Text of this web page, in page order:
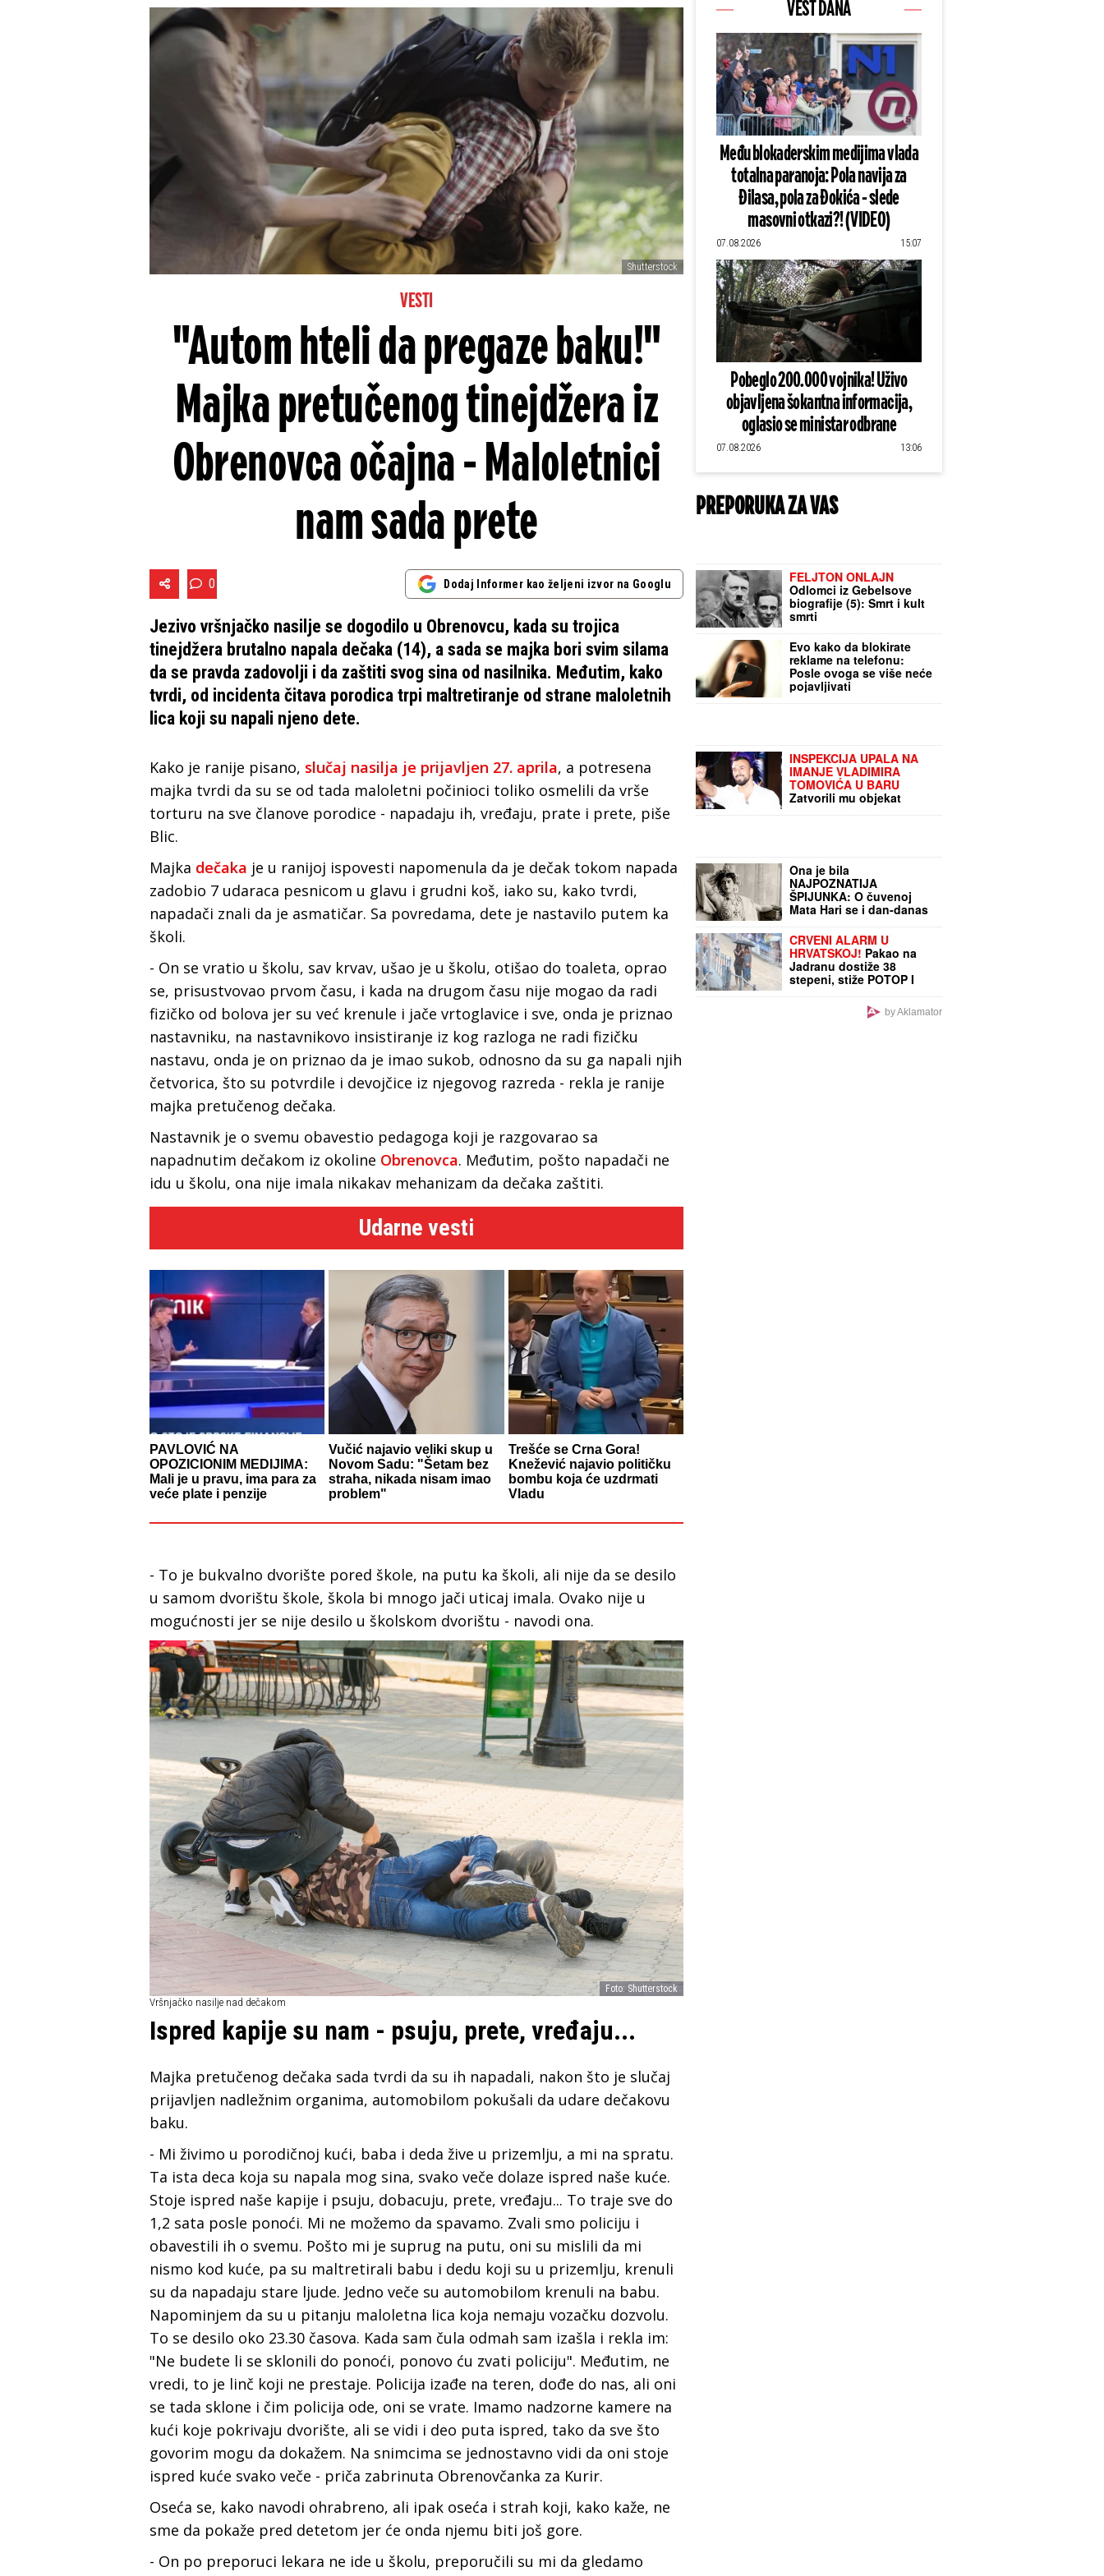
Shutterstock
VESTI
"Autom hteli da pregaze baku!"
Majka pretučenog tinejdžera iz
Obrenovca očajna - Maloletnici
nam sada prete
0 Dodaj Informer kao željeni izvor na Googlu
Jezivo vršnjačko nasilje se dogodilo u Obrenovcu, kada su trojica
tinejdžera brutalno napala dečaka (14), a sada se majka bori svim silama
da se pravda zadovolji i da zaštiti svog sina od nasilnika. Međutim, kako
tvrdi, od incidenta čitava porodica trpi maltretiranje od strane maloletnih
lica koji su napali njeno dete.
Kako je ranije pisano, slučaj nasilja je prijavljen 27. aprila, a potresena
majka tvrdi da su se od tada maloletni počinioci toliko osmelili da vrše
torturu na sve članove porodice - napadaju ih, vređaju, prate i prete, piše
Blic.
Majka dečaka je u ranijoj ispovesti napomenula da je dečak tokom napada
zadobio 7 udaraca pesnicom u glavu i grudni koš, iako su, kako tvrdi,
napadači znali da je asmatičar. Sa povredama, dete je nastavilo putem ka
školi.
- On se vratio u školu, sav krvav, ušao je u školu, otišao do toaleta, oprao
se, prisustvovao prvom času, i kada na drugom času nije mogao da radi
fizičko od bolova jer su već krenule i jače vrtoglavice i sve, onda je priznao
nastavniku, na nastavnikovo insistiranje iz kog razloga ne radi fizičku
nastavu, onda je on priznao da je imao sukob, odnosno da su ga napali njih
četvorica, što su potvrdile i devojčice iz njegovog razreda - rekla je ranije
majka pretučenog dečaka.
Nastavnik je o svemu obavestio pedagoga koji je razgovarao sa
napadnutim dečakom iz okoline Obrenovca. Međutim, pošto napadači ne
idu u školu, ona nije imala nikakav mehanizam da dečaka zaštiti.
Udarne vesti
PAVLOVIĆ NA
OPOZICIONIM MEDIJIMA:
Mali je u pravu, ima para za
veće plate i penzije
Vučić najavio veliki skup u
Novom Sadu: "Šetam bez
straha, nikada nisam imao
problem"
Trešće se Crna Gora!
Knežević najavio političku
bombu koja će uzdrmati
Vladu
- To je bukvalno dvorište pored škole, na putu ka školi, ali nije da se desilo
u samom dvorištu škole, škola bi mnogo jači uticaj imala. Ovako nije u
mogućnosti jer se nije desilo u školskom dvorištu - navodi ona.
Foto: Shutterstock
Vršnjačko nasilje nad dečakom
Ispred kapije su nam - psuju, prete, vređaju...
Majka pretučenog dečaka sada tvrdi da su ih napadali, nakon što je slučaj
prijavljen nadležnim organima, automobilom pokušali da udare dečakovu
baku.
- Mi živimo u porodičnoj kući, baba i deda žive u prizemlju, a mi na spratu.
Ta ista deca koja su napala mog sina, svako veče dolaze ispred naše kuće.
Stoje ispred naše kapije i psuju, dobacuju, prete, vređaju... To traje sve do
1,2 sata posle ponoći. Mi ne možemo da spavamo. Zvali smo policiju i
obavestili ih o svemu. Pošto mi je suprug na putu, oni su mislili da mi
nismo kod kuće, pa su maltretirali babu i dedu koji su u prizemlju, krenuli
su da napadaju stare ljude. Jedno veče su automobilom krenuli na babu.
Napominjem da su u pitanju maloletna lica koja nemaju vozačku dozvolu.
To se desilo oko 23.30 časova. Kada sam čula odmah sam izašla i rekla im:
"Ne budete li se sklonili do ponoći, ponovo ću zvati policiju". Međutim, ne
vredi, to je linč koji ne prestaje. Policija izađe na teren, dođe do nas, ali oni
se tada sklone i čim policija ode, oni se vrate. Imamo nadzorne kamere na
kući koje pokrivaju dvorište, ali se vidi i deo puta ispred, tako da sve što
govorim mogu da dokažem. Na snimcima se jednostavno vidi da oni stoje
ispred kuće svako veče - priča zabrinuta Obrenovčanka za Kurir.
Oseća se, kako navodi ohrabreno, ali ipak oseća i strah koji, kako kaže, ne
sme da pokaže pred detetom jer će onda njemu biti još gore.
- On po preporuci lekara ne ide u školu, preporučili su mi da gledamo
VEST DANA
Među blokaderskim medijima vlada
totalna paranoja: Pola navija za
Đilasa, pola za Đokića - slede
masovni otkazi?! (VIDEO)
07.08.2026 15:07
Pobeglo 200.000 vojnika! Uživo
objavljena šokantna informacija,
oglasio se ministar odbrane
07.08.2026 13:06
PREPORUKA ZA VAS
FELJTON ONLAJN
Odlomci iz Gebelsove
biografije (5): Smrt i kult
smrti
Evo kako da blokirate
reklame na telefonu:
Posle ovoga se više neće
pojavljivati
INSPEKCIJA UPALA NA
IMANJE VLADIMIRA
TOMOVIĆA U BARU
Zatvorili mu objekat
nakon što je pokrenuo
Ona je bila
NAJPOZNATIJA
ŠPIJUNKA: O čuvenoj
Mata Hari se i dan-danas
od NAJTRAGIČNIJIH
CRVENI ALARM U
HRVATSKOJ! Pakao na
Jadranu dostiže 38
stepeni, stiže POTOP I
OLUJNA BURA
by Aklamator